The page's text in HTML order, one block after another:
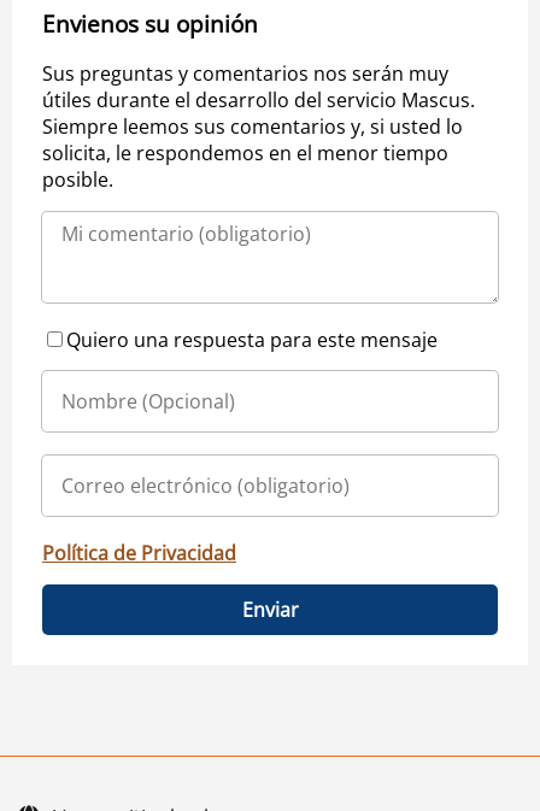
Envienos su opinión
Sus preguntas y comentarios nos serán muy
útiles durante el desarrollo del servicio Mascus.
Siempre leemos sus comentarios y, si usted lo
solicita, le respondemos en el menor tiempo
posible.
Quiero una respuesta para este mensaje
Política de Privacidad
Enviar